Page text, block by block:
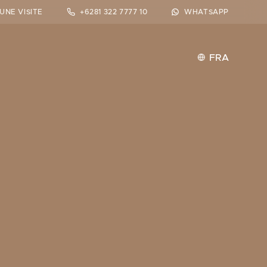
VISITE +6281 322 7777 10 WHATSAPP
FRA